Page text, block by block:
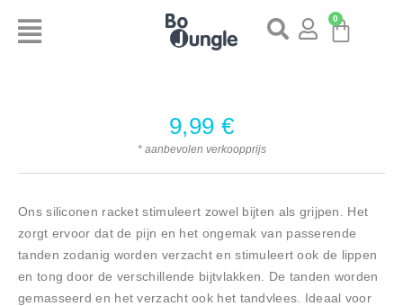
0
9,99 €
* aanbevolen verkoopprijs
Ons siliconen racket stimuleert zowel bijten als grijpen. Het
zorgt ervoor dat de pijn en het ongemak van passerende
tanden zodanig worden verzacht en stimuleert ook de lippen
en tong door de verschillende bijtvlakken. De tanden worden
gemasseerd en het verzacht ook het tandvlees. Ideaal voor